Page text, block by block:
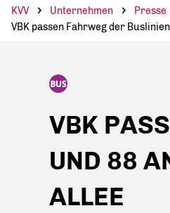
KVV Unternehmen Presse
VBK passen Fahrweg der
VBK
UND 88
ALLEE